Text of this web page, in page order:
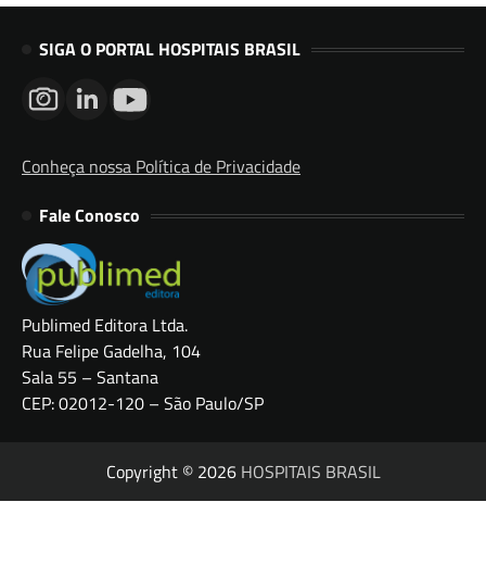
SIGA O PORTAL HOSPITAIS BRASIL
Conheça nossa Política de Privacidade
Fale Conosco
Publimed Editora Ltda.
Rua Felipe Gadelha, 104
Sala 55 – Santana
CEP: 02012-120 – São Paulo/SP
Copyright © 2026 HOSPITAIS BRASIL